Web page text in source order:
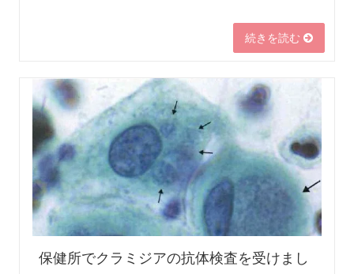
続きを読む
保健所でクラミジアの抗体検査を受けまし